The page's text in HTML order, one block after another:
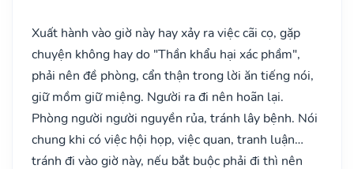
Xuất hành vào giờ này hay xảy ra việc cãi cọ, gặp
chuyện không hay do "Thần khẩu hại xác phầm",
phải nên đề phòng, cẩn thận trong lời ăn tiếng nói,
giữ mồm giữ miệng. Người ra đi nên hoãn lại.
Phòng người người nguyền rủa, tránh lây bệnh. Nói
chung khi có việc hội họp, việc quan, tranh luận…
tránh đi vào giờ này, nếu bắt buộc phải đi thì nên